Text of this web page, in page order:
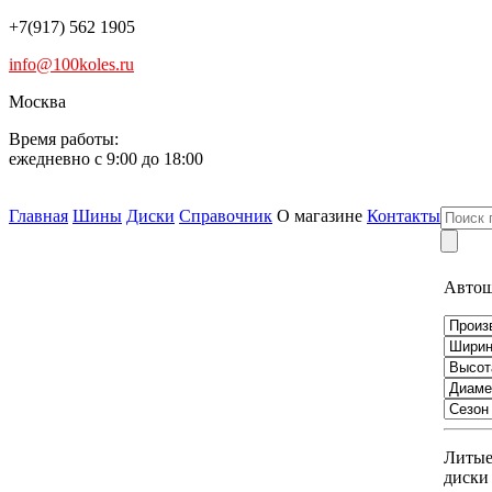
+7(917) 562 1905
info@100koles.ru
Москва
Время работы:
ежедневно с 9:00 до 18:00
Главная Шины Диски Справочник О магазине Контакты
Литые
диски